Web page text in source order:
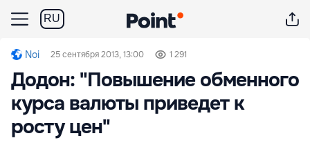
RU
Noi 25 сентября 2013, 13:00 1 291
Додон: "Повышение обменного
курса валюты приведет к
росту цен"